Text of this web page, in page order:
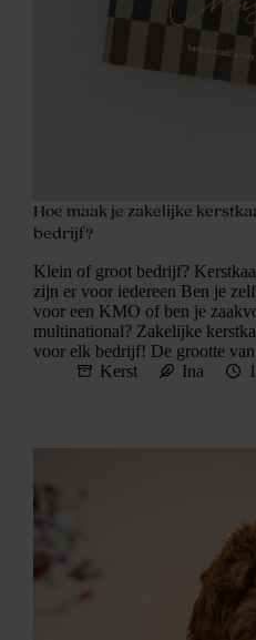
Hoe maak je zakelijke
bedrijf?
Klein of groot bedrijf?
zijn er voor iedereen Ben je
voor een KMO of ben je
multinational? Zakelijke
voor elk bedrijf! De grootte
Kerst
Ina